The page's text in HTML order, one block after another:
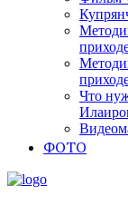
Что
ФОТО